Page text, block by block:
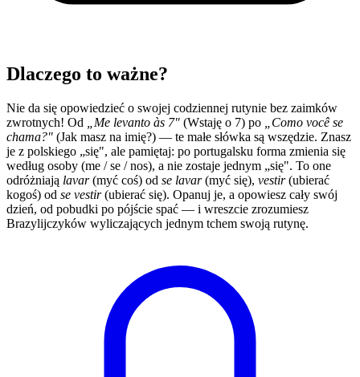
Dlaczego to ważne?
Nie da się opowiedzieć o swojej codziennej rutynie bez zaimków
zwrotnych! Od
„Me levanto às 7" (Wstaję o 7) po
„Como você se
chama?" (Jak masz na imię?) — te małe słówka są wszędzie. Znasz
je z polskiego „się", ale pamiętaj: po portugalsku forma zmienia się
według osoby (me / se / nos), a nie zostaje jednym „się". To one
odróżniają lavar(myć coś) od se lavar(myć się), vestir(ubierać
kogoś) od se vestir(ubierać się). Opanuj je, a opowiesz cały swój
dzień, od pobudki po pójście spać — i wreszcie zrozumiesz
Brazylijczyków wyliczających jednym tchem swoją rutynę.